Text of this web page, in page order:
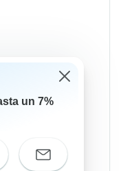
un 7%